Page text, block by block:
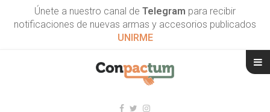
Únete a nuestro canal de Telegram para recibir
notificaciones de nuevas armas y accesorios publicados
UNIRME